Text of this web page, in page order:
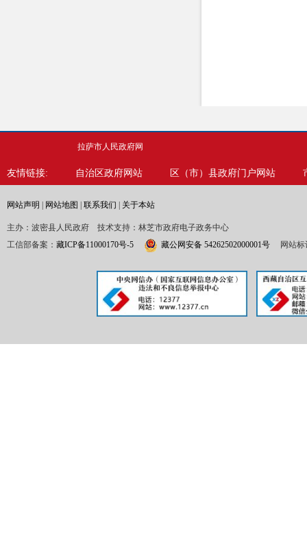
拉萨市人民政府网
友情链接: 自治区政府网站 区（市）县政府门户网站
网站声明 网站地图 联系我们 关于本站
主办：波密县人民政府 技术支持：林芝市政府电子政务中心
工信部备案： 藏ICP备11000170号-5 藏公网安备 54262502000001号 网站标